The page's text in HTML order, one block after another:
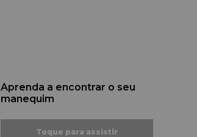
Aprenda a encontrar o seu
manequim